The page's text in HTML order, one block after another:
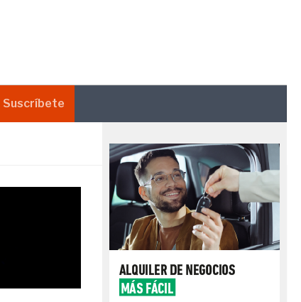
Suscríbete